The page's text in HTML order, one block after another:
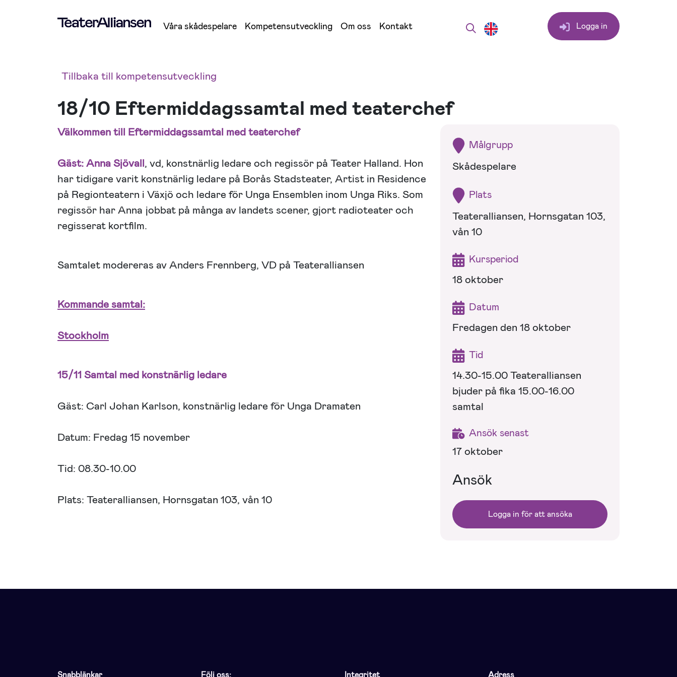
Våra skådespelare Kompetensutveckling Om oss Kontakt Logga in
Tillbaka till kompetensutveckling
18/10 Eftermiddagssamtal med teaterchef
Välkommen till Eftermiddagssamtal med teaterchef
Gäst: Anna Sjövall, vd, konstnärlig ledare och regissör på Teater Halland. Hon
har tidigare varit konstnärlig ledare på Borås Stadsteater, Artist in Residence
på Regionteatern i Växjö och ledare för Unga Ensemblen inom Unga Riks. Som
regissör har Anna jobbat på många av landets scener, gjort radioteater och
regisserat kortfilm.
Samtalet modereras av Anders Frennberg, VD på Teateralliansen
Kommande samtal:
Stockholm
15/11 Samtal med konstnärlig ledare
Gäst: Carl Johan Karlson, konstnärlig ledare för Unga Dramaten
Datum: Fredag 15 november
Tid: 08.30-10.00
Plats: Teateralliansen, Hornsgatan 103, vån 10
Målgrupp
Skådespelare
Plats
Teateralliansen, Hornsgatan 103,
vån 10
Kursperiod
18 oktober
Datum
Fredagen den 18 oktober
Tid
14.30-15.00 Teateralliansen
bjuder på fika 15.00-16.00
samtal
Ansök senast
17 oktober
Ansök
Logga in för att ansöka